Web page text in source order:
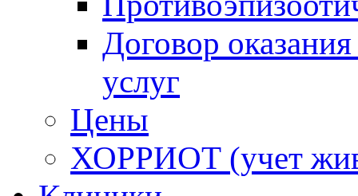
Договор
услуг
Цены
ХОРРИОТ (учет